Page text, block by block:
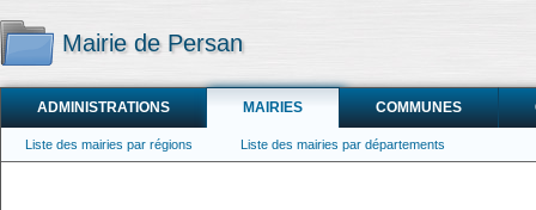
Mairie de Persan
ADMINISTRATIONS MAIRIES COMMUNES
Liste des mairies par régions Liste des mairies par départements